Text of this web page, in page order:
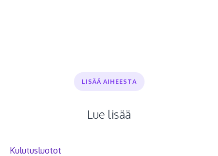
LISÄÄ AIHEESTA
Lue lisää
Kulutusluotot